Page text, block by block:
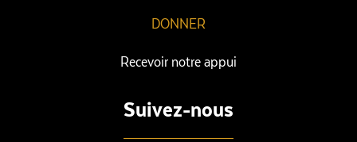
DONNER
Recevoir notre appui
Suivez-nous